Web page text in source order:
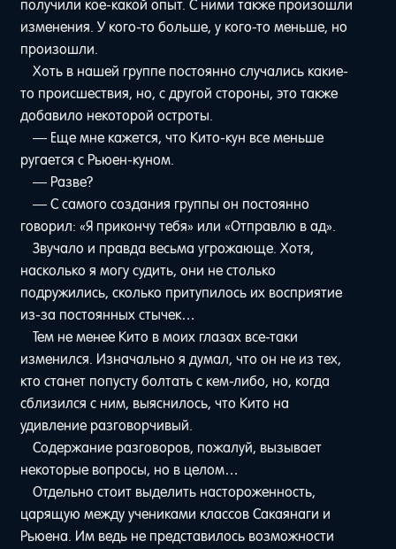
получили кое-какой опыт. С ними также произошли
изменения. У кого-то больше, у кого-то меньше, но
произошли.
Хоть в нашей группе постоянно случались какие-
то происшествия, но, с другой стороны, это также
добавило некоторой остроты.
— Еще мне кажется, что Кито-кун все меньше
ругается с Рьюен-куном.
— Разве?
— С самого создания группы он постоянно
говорил: «Я прикончу тебя» или «Отправлю в ад».
Звучало и правда весьма угрожающе. Хотя,
насколько я могу судить, они не столько
подружились, сколько притупилось их восприятие
из-за постоянных стычек…
Тем не менее Кито в моих глазах все-таки
изменился. Изначально я думал, что он не из тех,
кто станет попусту болтать с кем-либо, но, когда
сблизился с ним, выяснилось, что Кито на
удивление разговорчивый.
Содержание разговоров, пожалуй, вызывает
некоторые вопросы, но в целом…
Отдельно стоит выделить настороженность,
царящую между учениками классов Сакаянаги и
Рьюена. Им ведь не представилось возможности